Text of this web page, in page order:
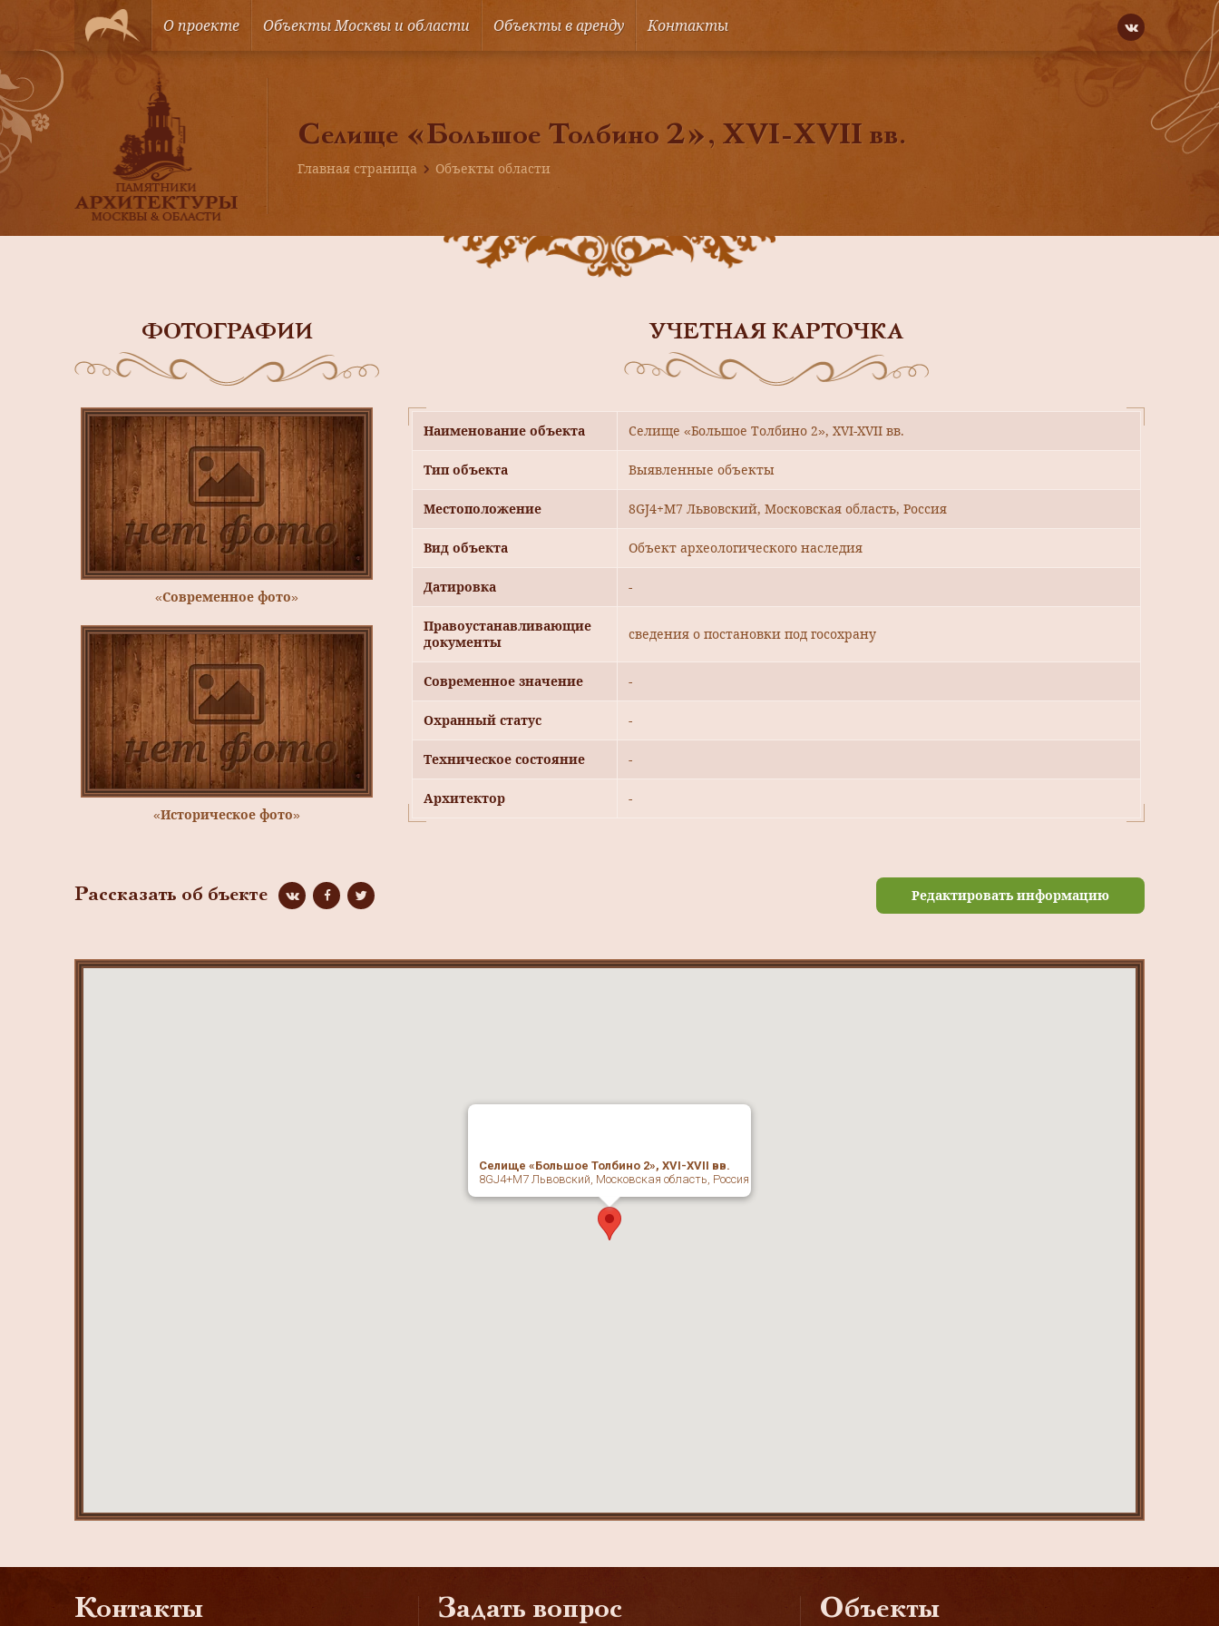
О проекте Объекты Москвы и области Объекты в аренду Контакты
Селище «Большое Толбино 2», XVI-XVII вв.
Главная страница Объекты области
ФОТОГРАФИИ
«Современное фото»
«Историческое фото»
УЧЕТНАЯ КАРТОЧКА
Наименование объекта Селище «Большое Толбино 2», XVI-XVII вв.
Тип объекта Выявленные объекты
Местоположение 8GJ4+M7 Львовский, Московская область, Россия
Вид объекта Объект археологического наследия
Датировка -
Правоустанавливающие
документы
сведения о постановки под госохрану
Современное значение -
Охранный статус -
Техническое состояние -
Архитектор -
Рассказать об бъекте Редактировать информацию
Селище «Большое Толбино 2», XVI-XVII вв.
8GJ4+M7 Львовский, Московская область, Россия
Контакты Задать вопрос Объекты